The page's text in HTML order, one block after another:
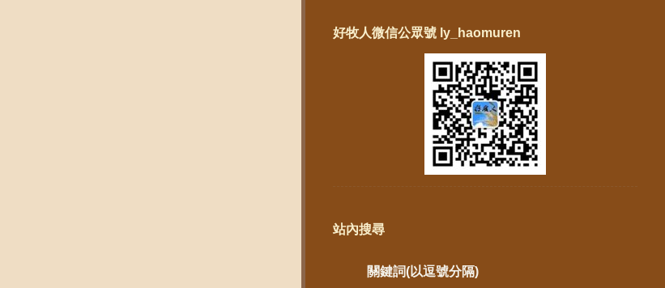
好牧人微信公眾號 ly_haomuren
站內搜尋
關鍵詞(以逗號分隔)